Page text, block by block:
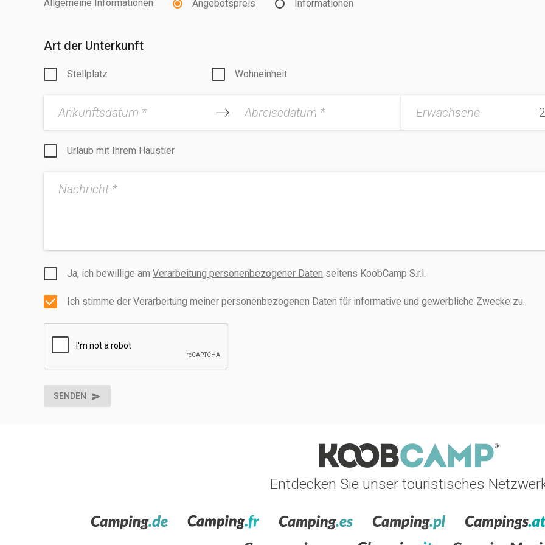
Allgemeine Informationen Angebotspreis Informationen
Art der Unterkunft
Stellplatz Wohneinheit
Ankunftsdatum * Abreisedatum * Erwachsene
Urlaub mit Ihrem Haustier
Ja, ich bewillige am Verarbeitung personenbezogener Daten seitens KoobCamp S.r.l.
Ich stimme der Verarbeitung meiner personenbezogenen Daten für informative und gewerbliche Zwecke zu.
SENDEN
Entdecken Sie unser touristisches